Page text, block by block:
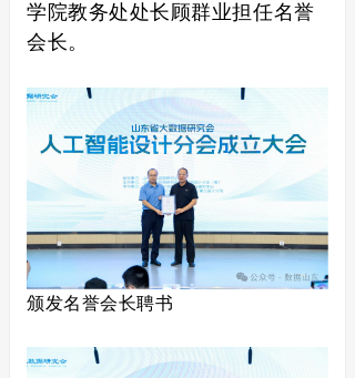
学院教务处处长顾群业担任名誉
会长。
颁发名誉会长聘书